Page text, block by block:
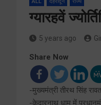
ALL देहरादून राज्य
ग्यारहवें
5 years ago
Share Now
-मुख्यमंत्री तीरथ सिंह
-केदारनाथ धाम में